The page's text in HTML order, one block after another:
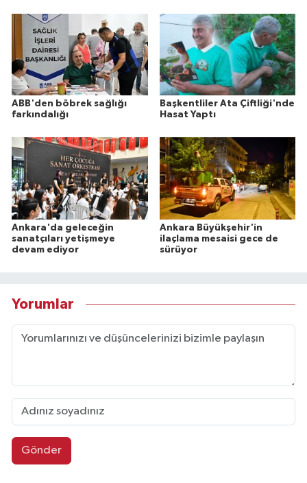
ABB'den böbrek sağlığı
farkındalığı
Başkentliler Ata Çiftliği'nde
Hasat Yaptı
Ankara'da geleceğin
sanatçıları yetişmeye
devam ediyor
Ankara Büyükşehir'in
ilaçlama mesaisi gece de
sürüyor
Yorumlar
Gönder